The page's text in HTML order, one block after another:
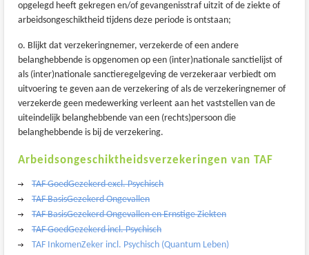
opgelegd heeft gekregen en/of gevangenisstraf uitzit of de ziekte of
arbeidsongeschiktheid tijdens deze periode is ontstaan;
o. Blijkt dat verzekeringnemer, verzekerde of een andere
belanghebbende is opgenomen op een (inter)nationale sanctielijst of
als (inter)nationale sanctieregelgeving de verzekeraar verbiedt om
uitvoering te geven aan de verzekering of als de verzekeringnemer of
verzekerde geen medewerking verleent aan het vaststellen van de
uiteindelijk belanghebbende van een (rechts)persoon die
belanghebbende is bij de verzekering.
Arbeidsongeschiktheidsverzekeringen van TAF
TAF GoedGezekerd excl. Psychisch
TAF BasisGezekerd Ongevallen
TAF BasisGezekerd Ongevallen en Ernstige Ziekten
TAF GoedGezekerd incl. Psychisch
TAF InkomenZeker incl. Psychisch (Quantum Leben)